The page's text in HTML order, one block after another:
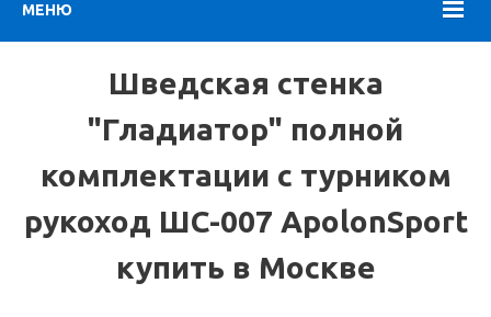
МЕНЮ
Шведская стенка
"Гладиатор" полной
комплектации с турником
рукоход ШС-007 ApolonSport
купить в Москве